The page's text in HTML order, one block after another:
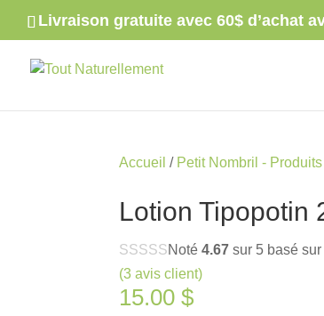
Livraison gratuite avec 60$ d’achat
Accueil / Petit Nombril -
Lotion Tipopotin
Noté4.67 sur 5 basé
(3 avis client)
15.00$